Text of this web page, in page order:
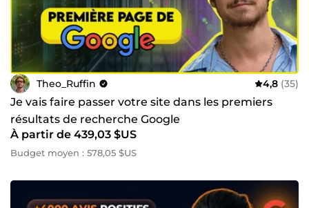
Theo_Ruffin 4,8 (35)
Je vais faire passer votre site dans les premiers
résultats de recherche Google
À partir de 439,03 $US
Budget moyen : 578,05 $US